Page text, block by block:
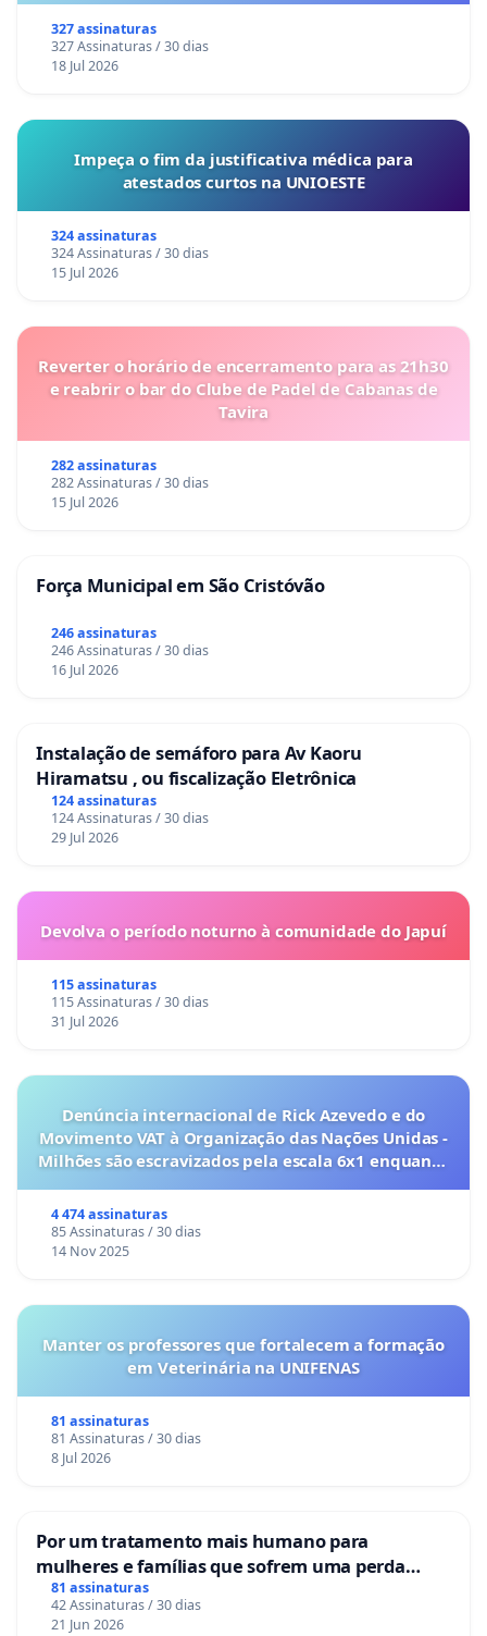
327 assinaturas
327 Assinaturas / 30 dias
18 Jul 2026
Impeça o fim da justificativa médica para
atestados curtos na UNIOESTE
324 assinaturas
324 Assinaturas / 30 dias
15 Jul 2026
Reverter o horário de encerramento para as 21h30
e reabrir o bar do Clube de Padel de Cabanas de
Tavira
282 assinaturas
282 Assinaturas / 30 dias
15 Jul 2026
Força Municipal em São Cristóvão
246 assinaturas
246 Assinaturas / 30 dias
16 Jul 2026
Instalação de semáforo para Av Kaoru
Hiramatsu , ou fiscalização Eletrônica
124 assinaturas
124 Assinaturas / 30 dias
29 Jul 2026
Devolva o período noturno à comunidade do Japuí
115 assinaturas
115 Assinaturas / 30 dias
31 Jul 2026
Denúncia internacional de Rick Azevedo e do
Movimento VAT à Organização das Nações Unidas -
Milhões são escravizados pela escala 6x1 enquanto
4 474 assinaturas
85 Assinaturas / 30 dias
14 Nov 2025
Manter os professores que fortalecem a formação
em Veterinária na UNIFENAS
81 assinaturas
81 Assinaturas / 30 dias
8 Jul 2026
Por um tratamento mais humano para
mulheres e famílias que sofrem uma perda
gestacional nos hospitais portugueses
81 assinaturas
42 Assinaturas / 30 dias
21 Jun 2026